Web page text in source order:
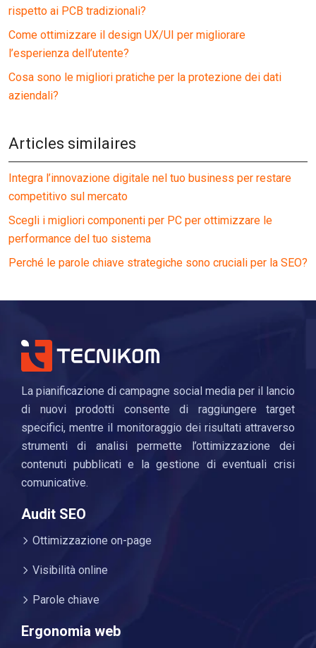
rispetto ai PCB tradizionali?
Come ottimizzare il design UX/UI per migliorare
l’esperienza dell’utente?
Cosa sono le migliori pratiche per la protezione dei dati
aziendali?
Articles similaires
Integra l’innovazione digitale nel tuo business per restare
competitivo sul mercato
Scegli i migliori componenti per PC per ottimizzare le
performance del tuo sistema
Perché le parole chiave strategiche sono cruciali per la SEO?
La pianificazione di campagne social media per il lancio
di nuovi prodotti consente di raggiungere target
specifici, mentre il monitoraggio dei risultati attraverso
strumenti di analisi permette l’ottimizzazione dei
contenuti pubblicati e la gestione di eventuali crisi
comunicative.
Audit SEO
Ottimizzazione on-page
Visibilità online
Parole chiave
Ergonomia web